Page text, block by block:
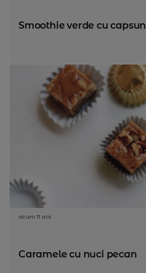
Smoothie verde cu
acum 11 ani
Caramele cu nuci pecan